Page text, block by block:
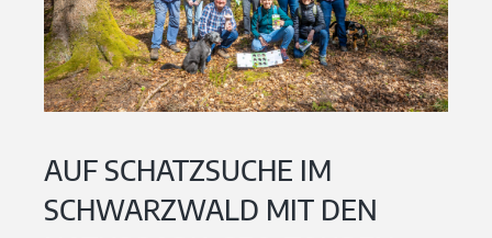
AUF SCHATZSUCHE IM
SCHWARZWALD MIT DEN